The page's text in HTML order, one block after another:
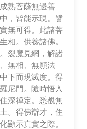
熟菩薩無邊善
，皆能示現。譬
無可得。此諸菩
相。供養諸佛。
裂魔見網，解諸
無相、無願法
下而現滅度。得
尼門。隨時悟入
深禪定。悉覩無
。得佛辯才，住
顯示真實之際。